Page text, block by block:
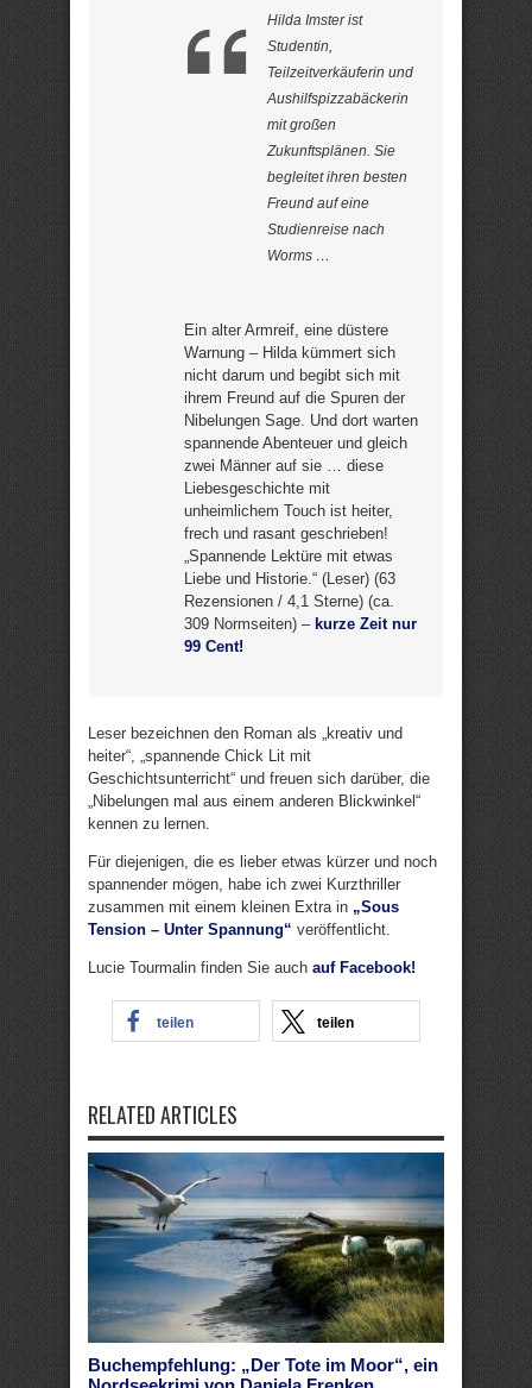
Hilda Imster ist
Studentin,
Teilzeitverkäuferin und
Aushilfspizzabäckerin
mit großen
Zukunftsplänen. Sie
begleitet ihren besten
Freund auf eine
Studienreise nach
Worms …
Ein alter Armreif, eine düstere
Warnung – Hilda kümmert sich
nicht darum und begibt sich mit
ihrem Freund auf die Spuren der
Nibelungen Sage. Und dort warten
spannende Abenteuer und gleich
zwei Männer auf sie … diese
Liebesgeschichte mit
unheimlichem Touch ist heiter,
frech und rasant geschrieben!
„Spannende Lektüre mit etwas
Liebe und Historie.“ (Leser) (63
Rezensionen / 4,1 Sterne) (ca.
309 Normseiten) – kurze Zeit nur
99 Cent!
Leser bezeichnen den Roman als „kreativ und
heiter“, „spannende Chick Lit mit
Geschichtsunterricht“ und freuen sich darüber, die
„Nibelungen mal aus einem anderen Blickwinkel“
kennen zu lernen.
Für diejenigen, die es lieber etwas kürzer und noch
spannender mögen, habe ich zwei Kurzthriller
zusammen mit einem kleinen Extra in „Sous
Tension – Unter Spannung“ veröffentlicht.
Lucie Tourmalin finden Sie auch auf Facebook!
teilen teilen
RELATED ARTICLES
Buchempfehlung: „Der Tote im Moor“, ein